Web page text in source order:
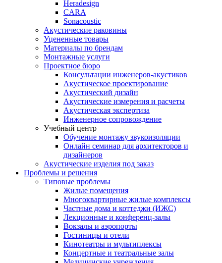
Heradesign
CARA
Sonacoustic
Акустические раковины
Уцененные товары
Материалы по брендам
Монтажные услуги
Проектное бюро
Консультации инженеров-акустиков
Акустическое проектирование
Акустический дизайн
Акустические измерения и расчеты
Акустическая экспертиза
Инженерное сопровождение
Учебный центр
Обучение монтажу звукоизоляции
Онлайн семинар для архитекторов и
дизайнеров
Акустические изделия под заказ
Проблемы и решения
Типовые проблемы
Жилые помещения
Многоквартирные жилые комплексы
Частные дома и коттеджи (ИЖС)
Лекционные и конференц-залы
Вокзалы и аэропорты
Гостиницы и отели
Кинотеатры и мультиплексы
Концертные и театральные залы